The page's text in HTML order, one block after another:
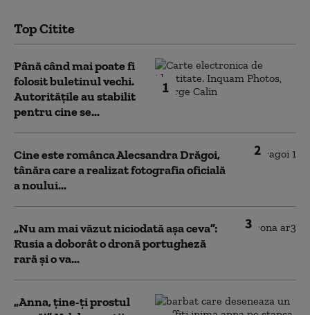
Top Citite
1
Până când mai poate fi
folosit buletinul vechi.
Autoritățile au stabilit
pentru cine se...
2
Cine este românca Alecsandra Drăgoi,
tânăra care a realizat fotografia oficială
a noului...
3
„Nu am mai văzut niciodată așa ceva”:
Rusia a doborât o dronă portugheză
rară și o va...
„Anna, ţine-ţi prostul